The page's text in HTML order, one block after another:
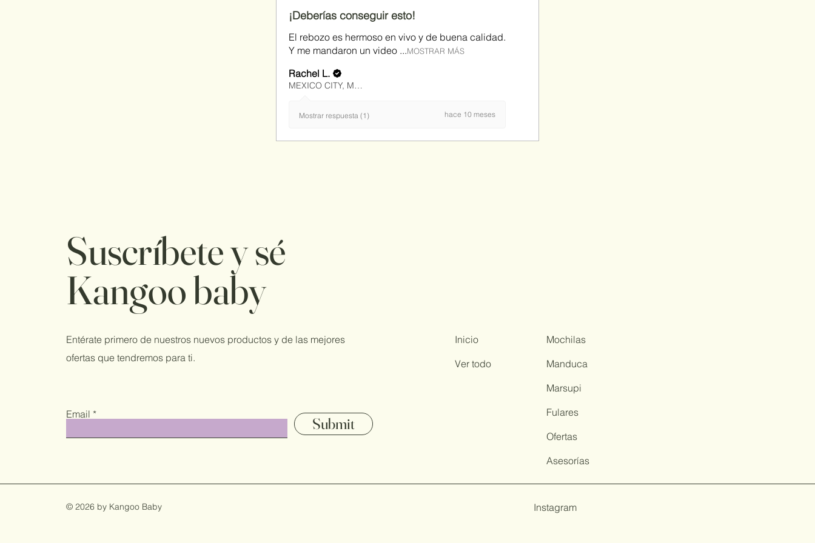
¡Deberías conseguir esto!
El rebozo es hermoso en vivo y de buena calidad.
Y me mandaron un video ...MOSTRAR MÁS
Rachel L.
MEXICO CITY, MX-DIF
Mostrar respuesta (1) hace 10 meses
Suscríbete y sé
Kangoo baby
Entérate primero de nuestros nuevos productos y de las mejores
ofertas que tendremos para ti.
Email
Submit
Inicio
Ver todo
Mochilas
Manduca
Marsupi
Fulares
Ofertas
Asesorías
© 2026 by Kangoo Baby Instagram